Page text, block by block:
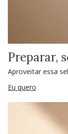
Preparar,
Aproveitar essa
Eu quero